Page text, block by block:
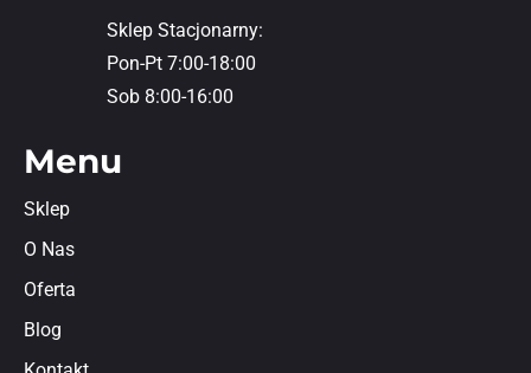
Sklep Stacjonarny:
Pon-Pt 7:00-18:00
Sob 8:00-16:00
Menu
Sklep
O Nas
Oferta
Blog